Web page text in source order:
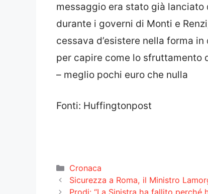
messaggio era stato già
durante i governi di Monti e
cessava d’esistere nella forma
per capire come lo sfruttamento
– meglio pochi euro che nulla
Fonti: Huffingtonpost
Categorie
Cronaca
Sicurezza a Roma, il Ministro
Prodi: “La Sinistra ha fallito perché